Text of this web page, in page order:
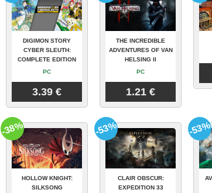
DIGIMON STORY
CYBER SLEUTH:
COMPLETE EDITION
PC
3.39 €
THE INCREDIBLE
ADVENTURES OF VAN
HELSING II
PC
1.21 €
HOLLOW KNIGHT:
SILKSONG
-38%
CLAIR OBSCUR:
EXPEDITION 33
-53% -53%